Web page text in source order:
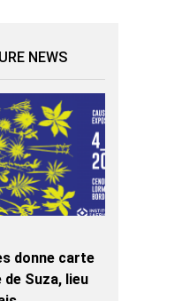
NEWS
donne carte
de Suza, lieu